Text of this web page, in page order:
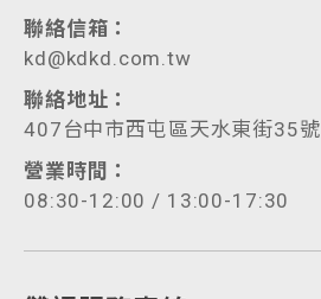
聯絡信箱：
kd@kdkd.com.tw
聯絡地址：
407台中市西屯區天水東街35號
營業時間：
08:30-12:00 / 13:00-17:30